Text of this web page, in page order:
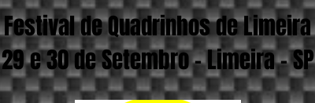
Festival de Quadrinhos de Limeira
29 e 30 de Setembro - Limeira - SP